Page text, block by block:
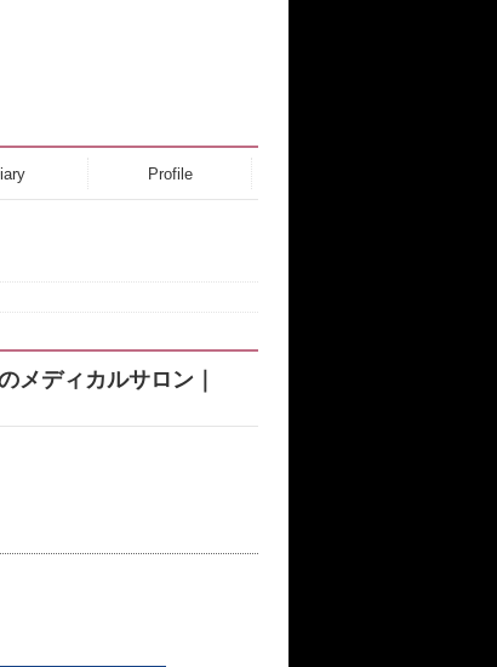
Profile
メディカルサロン｜